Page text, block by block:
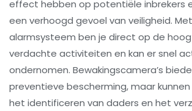
effect hebben op potentiële inbrekers
een verhoogd gevoel van veiligheid.
alarmsysteem ben je direct op de
verdachte activiteiten en kan er snel
ondernomen. Bewakingscamera’s
preventieve bescherming, maar
het identificeren van daders en het